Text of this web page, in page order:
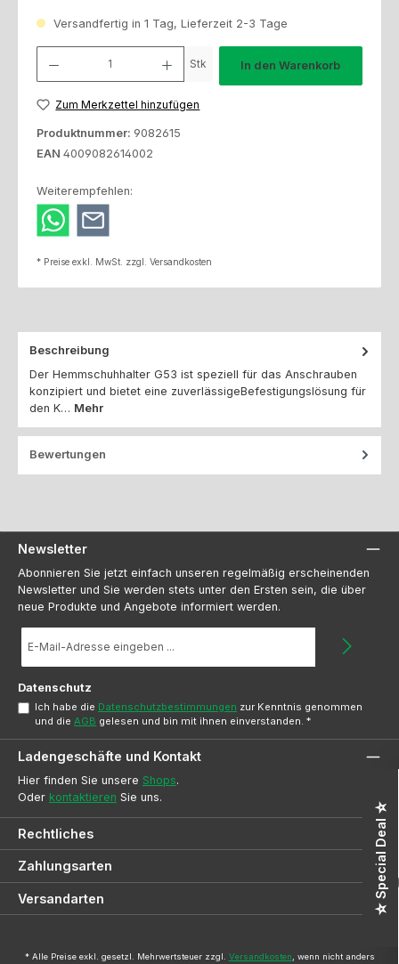
Versandfertig in 1 Tag, Lieferzeit 2-3 Tage
Stk In den Warenkorb
Zum Merkzettel hinzufügen
Produktnummer: 9082615
EAN 4009082614002
Weiterempfehlen:
* Preise exkl. MwSt. zzgl. Versandkosten
Beschreibung
Der Hemmschuhhalter G53 ist speziell für das Anschrauben
konzipiert und bietet eine zuverlässigeBefestigungslösung für
den K… Mehr
Bewertungen
Newsletter
Abonnieren Sie jetzt einfach unseren regelmäßig erscheinenden
Newsletter und Sie werden stets unter den Ersten sein, die über
neue Produkte und Angebote informiert werden.
Mail-
Datenschutz
Ich habe die Datenschutzbestimmungen zur Kenntnis genommen
und dieAGB gelesen und bin mit ihnen einverstanden.*
Ladengeschäfte und Kontakt
Hier finden Sie unsere Shops.
Oder kontaktieren Sie uns.
Rechtliches
Zahlungsarten
Versandarten
* Alle Preise exkl. gesetzl. Mehrwertsteuer zzgl. Versandkosten , wenn nicht anders
☆ Special Deal ☆